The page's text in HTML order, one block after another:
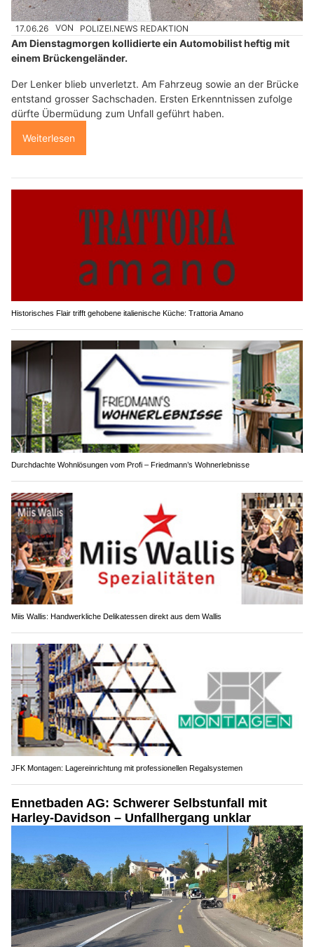
17.06.26 VON POLIZEI.NEWS REDAKTION
Am Dienstagmorgen kollidierte ein Automobilist heftig mit
einem Brückengeländer.
Der Lenker blieb unverletzt. Am Fahrzeug sowie an der Brücke
entstand grosser Sachschaden. Ersten Erkenntnissen zufolge
dürfte Übermüdung zum Unfall geführt haben.
Weiterlesen
Historisches Flair trifft gehobene italienische Küche: Trattoria Amano
Durchdachte Wohnlösungen vom Profi – Friedmann’s Wohnerlebnisse
Miis Wallis: Handwerkliche Delikatessen direkt aus dem Wallis
JFK Montagen: Lagereinrichtung mit professionellen Regalsystemen
Ennetbaden AG: Schwerer Selbstunfall mit
Harley-Davidson – Unfallhergang unklar